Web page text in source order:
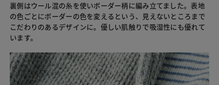
裏側はウール混の糸を使いボーダー柄に編み立てました。表地
の色ごとにボーダーの色を変えるという、見えないところまで
こだわりのあるデザインに。優しい肌触りで吸湿性にも優れて
います。